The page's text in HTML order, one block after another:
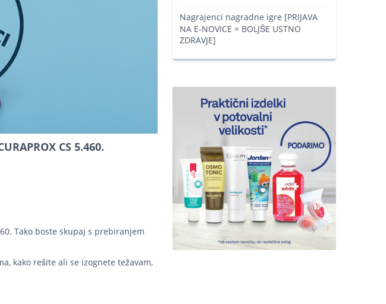
CS 5.460.
Tako boste skupaj s prebiranjem
kako rešite ali se izognete težavam,
Nagrajenci nagradne igre [PRIJAVA
NA E-NOVICE = BOLJŠE USTNO
ZDRAVJE]